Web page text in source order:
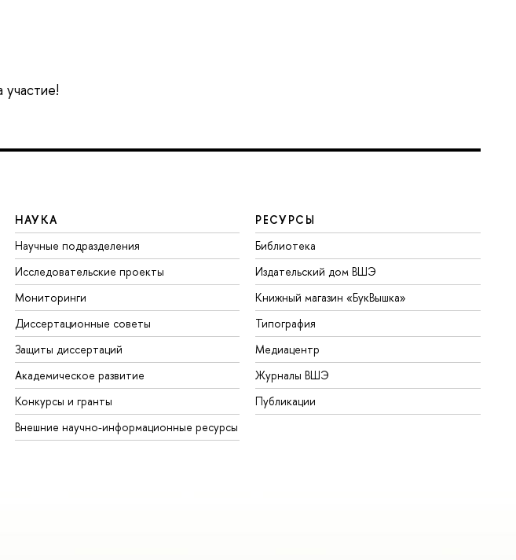
НАУКА
Научные подразделения
Исследовательские проекты
Мониторинги
Диссертационные советы
Защиты диссертаций
Академическое развитие
Конкурсы и гранты
Внешние научно-информационные ресурсы
РЕСУРСЫ
Библиотека
Издательский дом ВШЭ
Книжный магазин «БукВышка»
Типография
Медиацентр
Журналы ВШЭ
Публикации